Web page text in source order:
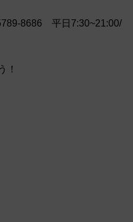
8686 平日7:30~21:00/
！